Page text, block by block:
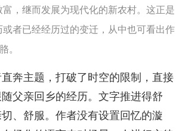
，继而发展为现代化的新农村。这正是
者已经经历过的变迁，从中也可看出作
。
奔主题，打破了时空的限制，直接
父亲回乡的经历。文字推进得舒
、舒服。作者没有设置回忆的漩